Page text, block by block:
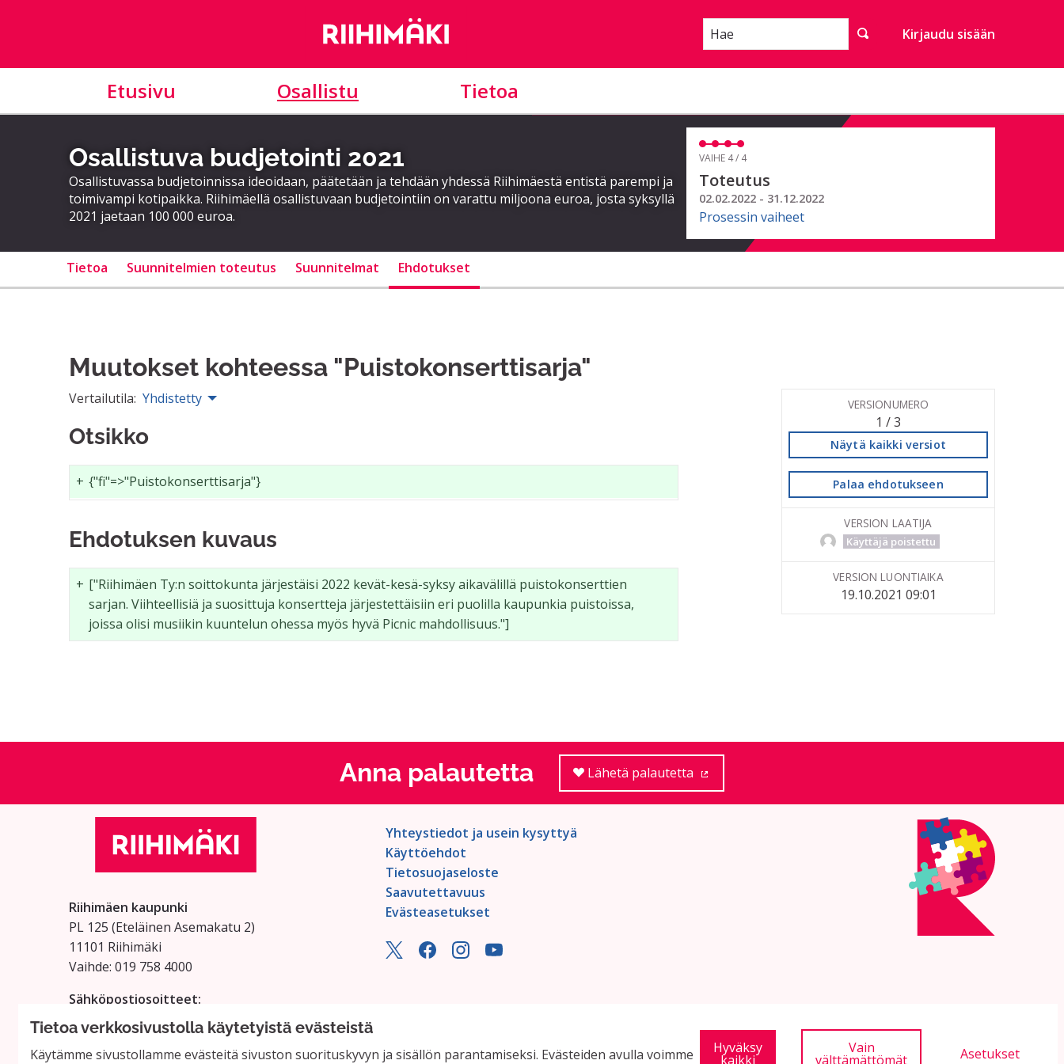
Tietoa verkkosivustolla käytetyistä evästeistä
Käytämme sivustollamme evästeitä sivuston suorituskyvyn ja sisällön parantamiseksi. Evästeiden avulla voimme Hyväksy
kaikki
Vain
välttämättömät Asetukset
Hae Kirjaudu sisään
Etusivu Osallistu Tietoa
Osallistuva budjetointi 2021
Osallistuvassa budjetoinnissa ideoidaan, päätetään ja tehdään yhdessä Riihimäestä entistä parempi ja
toimivampi kotipaikka. Riihimäellä osallistuvaan budjetointiin on varattu miljoona euroa, josta syksyllä
2021 jaetaan 100 000 euroa.
VAIHE 4 / 4
Toteutus
02.02.2022 - 31.12.2022
Prosessin vaiheet
Tietoa Suunnitelmien toteutus Suunnitelmat Ehdotukset
Muutokset kohteessa "Puistokonserttisarja"
Vertailutila: Yhdistetty
Otsikko
+ {"fi"=>"Puistokonserttisarja"}
Ehdotuksen kuvaus
+ ["Riihimäen Ty:n soittokunta järjestäisi 2022 kevät-kesä-syksy aikavälillä puistokonserttien
sarjan. Viihteellisiä ja suosittuja konsertteja järjestettäisiin eri puolilla kaupunkia puistoissa,
joissa olisi musiikin kuuntelun ohessa myös hyvä Picnic mahdollisuus."]
VERSIONUMERO
1 / 3
Näytä kaikki versiot
Palaa ehdotukseen
VERSION LAATIJA
Käyttäjä poistettu
VERSION LUONTIAIKA
19.10.2021 09:01
Anna palautetta Lähetä palautetta
Riihimäen kaupunki
PL 125 (Eteläinen Asemakatu 2)
11101 Riihimäki
Vaihde: 019 758 4000
Sähköpostiosoitteet:
etunimi.sukunimi@riihimaki.fi
Yhteystiedot ja usein kysyttyä
Käyttöehdot
Tietosuojaseloste
Saavutettavuus
Evästeasetukset